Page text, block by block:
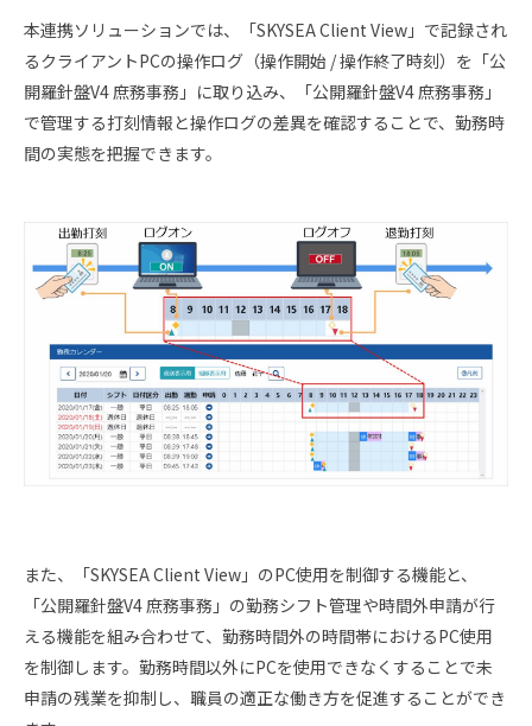
本連携ソリューションでは、「SKYSEA Client View」で記録され
るクライアントPCの操作ログ（操作開始 / 操作終了時刻）を「公
開羅針盤V4 庶務事務」に取り込み、「公開羅針盤V4 庶務事務」
で管理する打刻情報と操作ログの差異を確認することで、勤務時
間の実態を把握できます。
また、「SKYSEA Client View」のPC使用を制御する機能と、
「公開羅針盤V4 庶務事務」の勤務シフト管理や時間外申請が行
える機能を組み合わせて、勤務時間外の時間帯におけるPC使用
を制御します。勤務時間以外にPCを使用できなくすることで未
申請の残業を抑制し、職員の適正な働き方を促進することができ